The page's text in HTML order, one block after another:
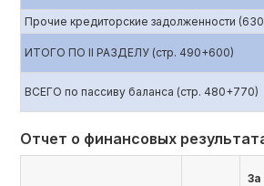
Прочие кредиторские задолженности
ИТОГО ПО II РАЗДЕЛУ (стр. 490+600)
ВСЕГО по пассиву баланса (стр. 480+770)
Отчет о финансовых
За